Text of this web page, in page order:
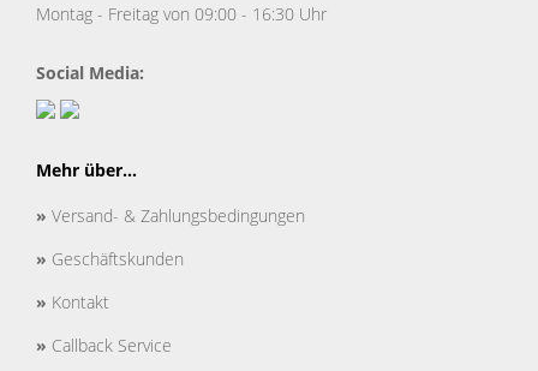
Montag - Freitag von 09:00 - 16:30 Uhr
Social Media:
Mehr über...
» Versand- & Zahlungsbedingungen
» Geschäftskunden
» Kontakt
» Callback Service